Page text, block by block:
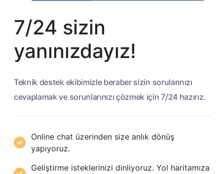
7/24 sizin
yanınızdayız!
Teknik destek ekibimizle beraber sizin sorularınızı
cevaplamak ve sorunlarınızı çözmek için 7/24 hazırız.
Online chat üzerinden size anlık dönüş
yapıyoruz.
Geliştirme isteklerinizi dinliyoruz. Yol haritamıza